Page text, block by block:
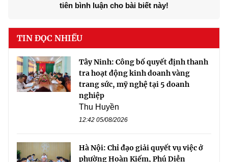
tiên bình luận cho bài biết này!
TIN ĐỌC NHIỀU
Tây Ninh: Công bố quyết định thanh
tra hoạt động kinh doanh vàng
trang sức, mỹ nghệ tại 5 doanh
nghiệp
Thu Huyền
12:42 05/08/2026
Hà Nội: Chỉ đạo giải quyết vụ việc ở
phường Hoàn Kiếm, Phú Diễn